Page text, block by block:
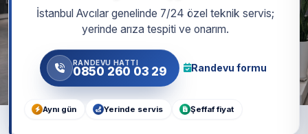
İstanbul Avcılar genelinde 7/24 özel teknik servis;
yerinde arıza tespiti ve onarım.
RANDEVU HATTI
0850 260 03 29 Randevu formu
Aynı gün Yerinde servis Şeffaf fiyat